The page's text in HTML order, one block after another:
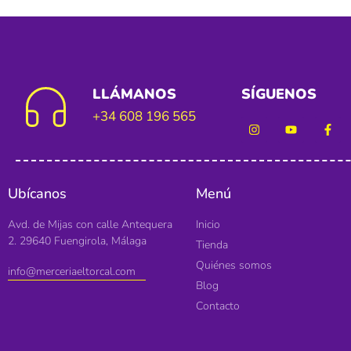
LLÁMANOS
+34 608 196 565
SÍGUENOS
Ubícanos
Avd. de Mijas con calle Antequera
2. 29640 Fuengirola, Málaga
info@merceriaeltorcal.com
Menú
Inicio
Tienda
Quiénes somos
Blog
Contacto